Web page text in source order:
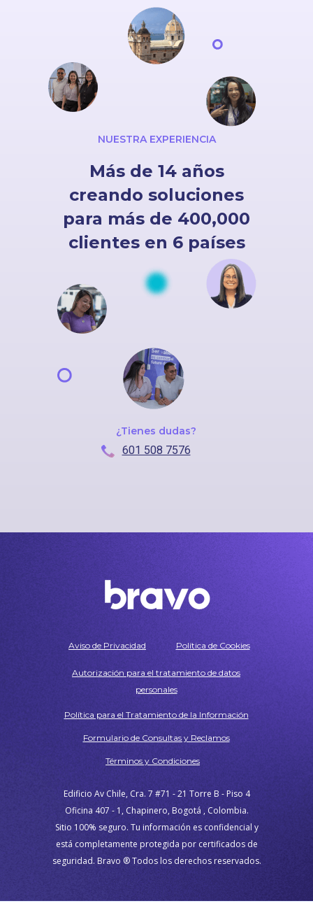
NUESTRA EXPERIENCIA
Más de 14 años
creando soluciones
para más de 400,000
clientes en 6 países
¿Tienes dudas?
601 508 7576
Términos y Condiciones
Edificio Av Chile, Cra. 7 #71 - 21 Torre B - Piso 4
Oficina 407 - 1, Chapinero, Bogotá , Colombia.
Sitio 100% seguro. Tu información es confidencial y
está completamente protegida por certificados de
seguridad. Bravo ® Todos los derechos reservados.
Política de Cookies
Aviso de Privacidad
Política para el Tratamiento de la Información
Autorización para el tratamiento de datos
personales
Formulario de Consultas y Reclamos